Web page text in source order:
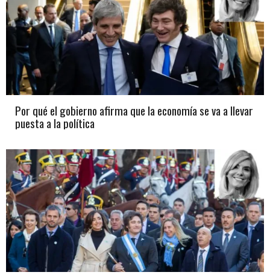
Por qué el gobierno afirma que la economía se va a llevar
puesta a la política